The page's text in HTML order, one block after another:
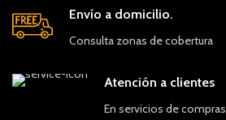
Envío a domicilio.
Consulta zonas de cobertura
Atención a clientes
En servicios de compras